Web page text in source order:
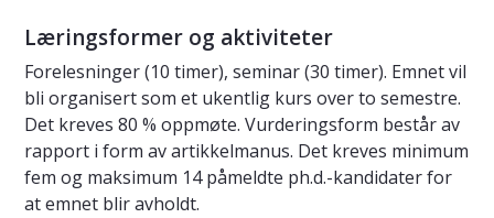
Læringsformer og aktiviteter
Forelesninger (10 timer), seminar (30 timer). Emnet vil
bli organisert som et ukentlig kurs over to semestre.
Det kreves 80 % oppmøte. Vurderingsform består av
rapport i form av artikkelmanus. Det kreves minimum
fem og maksimum 14 påmeldte ph.d.-kandidater for
at emnet blir avholdt.